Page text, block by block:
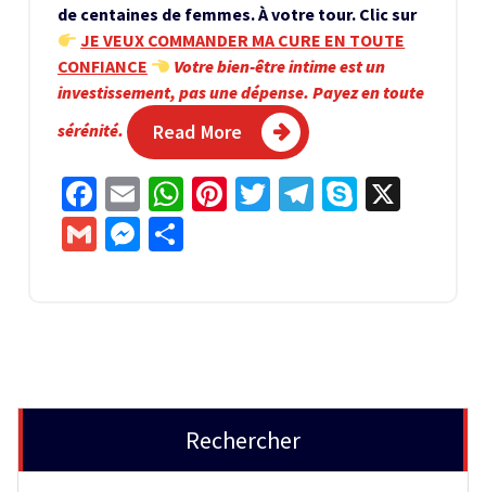
de centaines de femmes. À votre tour. Clic sur
JE VEUX COMMANDER MA CURE EN TOUTE
CONFIANCE
Votre bien-être intime est un
investissement, pas une dépense. Payez en toute
sérénité.
Read More
Facebook
EmailWhatsApp
Pinterest
Twitter
Telegram
Skype
GmailMessenger
Rechercher